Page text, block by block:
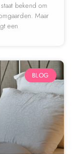
bekend om
Maar
een
BLOG